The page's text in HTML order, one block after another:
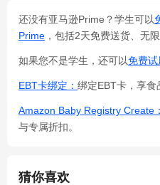
还没有亚马逊Prime？学生可以
Prime ，包括2天免费送货、无
如果您不是学生，还可以免费
EBT卡绑定： 绑定EBT卡，享食
Amazon Baby Registry Create：
与专属折扣。
猜你喜欢